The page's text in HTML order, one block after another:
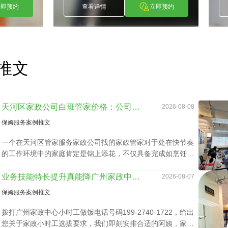
预约 查看详情 立即预约
文
天河区家政公司白班管家价格：公司声誉引导的收费标准 2026-08-08
保姆服务案例推文
一个在天河区管家服务家政公司找的家政管家对于处在快节奏
的工作环境中的家庭肯定是锦上添花，不仅具备完成如烹饪美
人及带孩子放学，让工作热情高的人更专心致力工作，那天河
业务技能特长提升真能降广州家政中心护理孩子收费？ 2026-08-07
保姆服务案例推文
拨打广州家政中心小时工做饭电话号码199-2740-1722，给出
您关于家政小时工选拔要求，我们即刻安排合适的阿姨，家政